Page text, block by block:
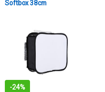
Softbox 38cm
-24%